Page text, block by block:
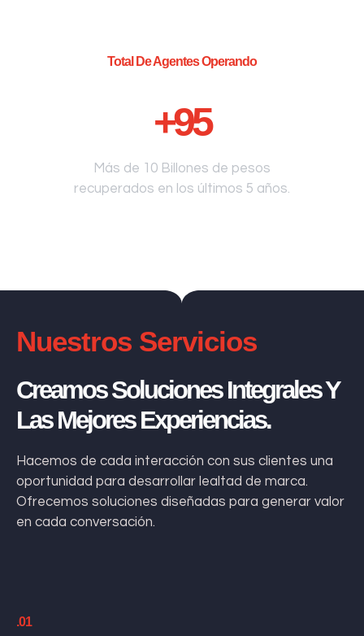
Total De Agentes Operando
+95
Más de 10 Billones de pesos
recuperados en los últimos 5 años.
Nuestros Servicios
Creamos Soluciones Integrales Y
Las Mejores Experiencias.
Hacemos de cada interacción con sus clientes una
oportunidad para desarrollar lealtad de marca.
Ofrecemos soluciones diseñadas para generar valor
en cada conversación.
.01